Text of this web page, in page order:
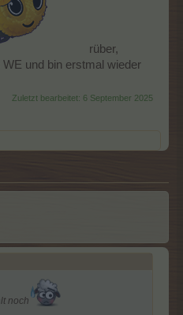
rüber,
und bin erstmal wieder
Zuletzt bearbeitet: 6 September 2025
noch